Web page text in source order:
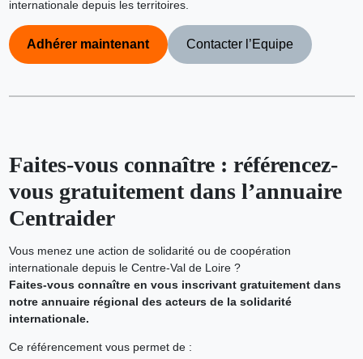
internationale depuis les territoires.
Adhérer maintenant Contacter l’Equipe
Faites-vous connaître : référencez-
vous gratuitement dans l’annuaire
Centraider
Vous menez une action de solidarité ou de coopération
internationale depuis le Centre-Val de Loire ?
Faites-vous connaître en vous inscrivant gratuitement dans
notre annuaire régional des acteurs de la solidarité
internationale.
Ce référencement vous permet de :